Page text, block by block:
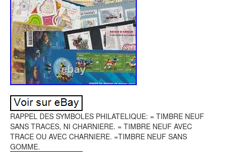
RAPPEL DES SYMBOLES PHILATELIQUE: = TIMBRE NEUF
SANS TRACES, NI CHARNIERE. = TIMBRE NEUF AVEC
TRACE OU AVEC CHARNIERE. =TIMBRE NEUF SANS
GOMME.